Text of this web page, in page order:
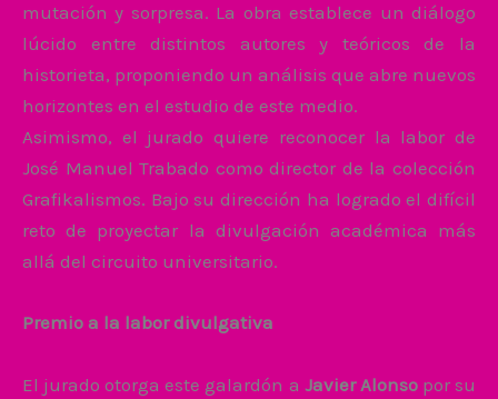
mutación y sorpresa. La obra establece un diálogo
lúcido entre distintos autores y teóricos de la
historieta, proponiendo un análisis que abre nuevos
horizontes en el estudio de este medio.
Asimismo, el jurado quiere reconocer la labor de
José Manuel Trabado como director de la colección
Grafikalismos. Bajo su dirección ha logrado el difícil
reto de proyectar la divulgación académica más
allá del circuito universitario.
Premio a la labor divulgativa
El jurado otorga este galardón a Javier Alonsopor su